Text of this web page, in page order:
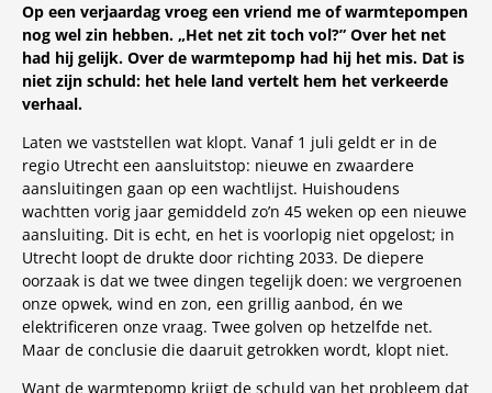
Op een verjaardag vroeg een vriend me of warmtepompen
nog wel zin hebben. „Het net zit toch vol?” Over het net
had hij gelijk. Over de warmtepomp had hij het mis. Dat is
niet zijn schuld: het hele land vertelt hem het verkeerde
verhaal.
Laten we vaststellen wat klopt. Vanaf 1 juli geldt er in de
regio Utrecht een aansluitstop: nieuwe en zwaardere
aansluitingen gaan op een wachtlijst. Huishoudens
wachtten vorig jaar gemiddeld zo’n 45 weken op een nieuwe
aansluiting. Dit is echt, en het is voorlopig niet opgelost; in
Utrecht loopt de drukte door richting 2033. De diepere
oorzaak is dat we twee dingen tegelijk doen: we vergroenen
onze opwek, wind en zon, een grillig aanbod, én we
elektrificeren onze vraag. Twee golven op hetzelfde net.
Maar de conclusie die daaruit getrokken wordt, klopt niet.
Want de warmtepomp krijgt de schuld van het probleem dat